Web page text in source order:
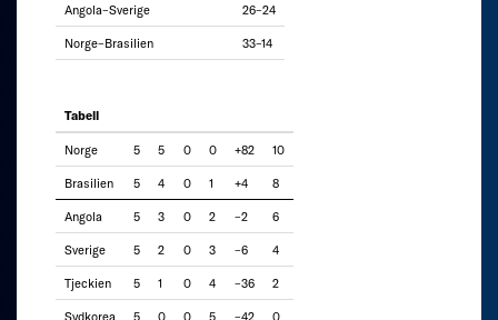
Angola–Sverige 26–24
Norge–Brasilien 33–14
Tabell
Norge 5 5 0 0 +82 10
Brasilien 5 4 0 1 +4 8
Angola 5 3 0 2 –2 6
Sverige 5 2 0 3 –6 4
Tjeckien 5 1 0 4 –36 2
Sydkorea 5 0 0 5 –42 0